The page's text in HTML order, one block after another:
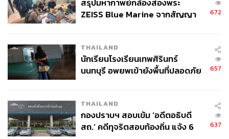
สรุปมหากาพย์กล้องส่องพระ
ZEISS Blue Marine จากสัญญา
จ่ายหนี้-แอบระบุแบรนด์
672
THAILAND
นักเรียนโรงเรียนเทพศิรินทร์
นนทบุรี อพยพเข้ายังพื้นที่ปลอดภัย
657
THAILAND
กองปราบฯ สอบเข้ม ‘อดีตอธิบดี
สถ.’ คดีทุจริตสอบท้องถิ่น แจ้ง 6
637